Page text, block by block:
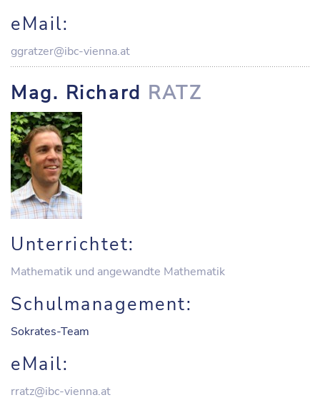
eMail:
ggratzer@ibc-vienna.at
Mag. Richard RATZ
Unterrichtet:
Mathematik und angewandte Mathematik
Schulmanagement:
Sokrates-Team
eMail:
rratz@ibc-vienna.at